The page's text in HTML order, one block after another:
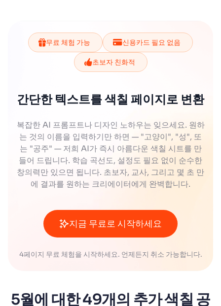
무료 체험 가능 신용카드 필요 없음
초보자 친화적
간단한 텍스트를 색칠 페이지로 변환
복잡한 AI 프롬프트나 디자인 노하우는 잊으세요. 원하
는 것의 이름을 입력하기만 하면 — "고양이", "성", 또
는 "공주" — 저희 AI가 즉시 아름다운 색칠 시트를 만
들어 드립니다. 학습 곡선도, 설정도 필요 없이 순수한
창의력만 있으면 됩니다. 초보자, 교사, 그리고 몇 초 만
에 결과를 원하는 크리에이터에게 완벽합니다.
지금 무료로 시작하세요
4페이지 무료 체험을 시작하세요. 언제든지 취소 가능합니다.
5월에 대한 49개의 추가 색칠 공